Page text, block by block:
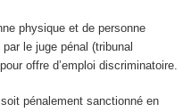
physique et de personne
par le juge pénal (tribunal
offre d’emploi discriminatoire.
pénalement sanctionné en